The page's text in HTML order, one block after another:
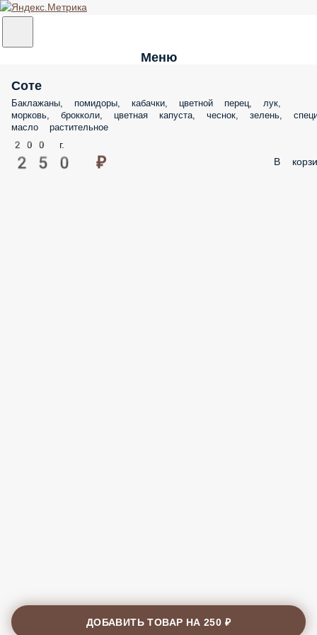
Меню
Соте
Баклажаны, помидоры, кабачки, цветной перец, лук,
морковь, брокколи, цветная капуста, чеснок, зелень,
масло растительное
200 г.
250 ₽ В
ДОБАВИТЬ ТОВАР НА250 ₽